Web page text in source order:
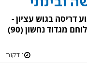
דריסה בגוש עציון -
אחת מהן באורח קשה והשנייה בינוני. לוחם מגדוד נחשון (90)
1 דקות